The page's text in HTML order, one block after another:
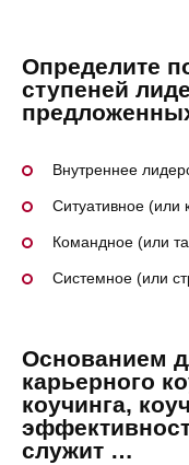
Определите
ступеней
Внутреннее
Ситуативное (или
Командное (или
Системное (или
Основанием
карьерного
коучинга,
служит …